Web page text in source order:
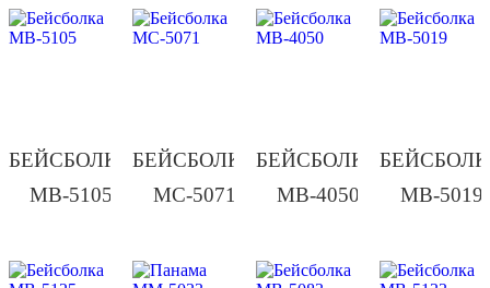
БЕЙСБОЛКА
МВ-5105
БЕЙСБОЛКА
МС-5071
БЕЙСБОЛКА
МВ-4050
МВ-5019